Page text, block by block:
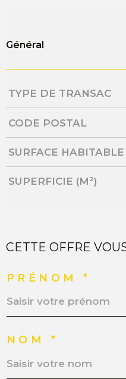
Général
Caractérisque Valeurs
TYPE DE TRANSAC
CODE POSTAL
SURFACE HABITABLE
SUPERFICIE (M²)
CETTE OFFRE
PRÉNOM *
NOM *